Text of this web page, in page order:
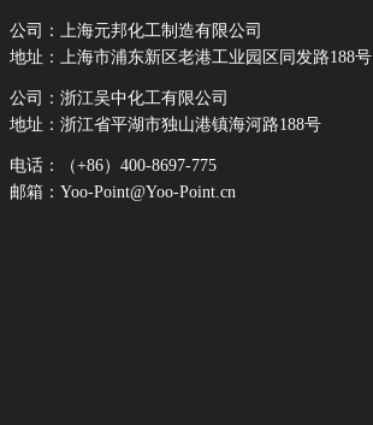
公司：上海元邦化工制造有限公司
地址：上海市浦东新区老港工业园区同发路188号
公司：浙江吴中化工有限公司
地址：浙江省平湖市独山港镇海河路188号
电话：（+86）400-8697-775
邮箱：Yoo-Point@Yoo-Point.cn